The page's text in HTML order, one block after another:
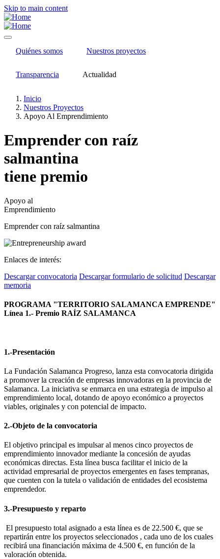
Skip to main content
Quiénes somos Nuestros proyectos
Transparencia Actualidad
Inicio
Nuestros Proyectos
Apoyo Al Emprendimiento
Emprender con raíz
salmantina
tiene premio
Apoyo al
Emprendimiento
Emprender con raíz salmantina
Enlaces de interés:
Descargar convocatoria Descargar formulario de solicitud Descargar
memoria
PROGRAMA "TERRITORIO SALAMANCA EMPRENDE"
Línea 1.- Premio RAÍZ SALAMANCA
1.-Presentación
La Fundación Salamanca Progreso, lanza esta convocatoria dirigida
a promover la creación de empresas innovadoras en la provincia de
Salamanca. La iniciativa se enmarca en una estrategia de impulso al
emprendimiento local, dotando de apoyo económico a proyectos
viables, originales y con potencial de impacto.
2.-Objeto de la convocatoria
El objetivo principal es impulsar al menos cinco proyectos de
emprendimiento innovador mediante la concesión de ayudas
económicas directas. Esta línea busca facilitar el inicio de la
actividad empresarial de proyectos emergentes en fases tempranas,
que cuenten con la tutela o validación de entidades del ecosistema
emprendedor.
3.-Presupuesto y reparto
El presupuesto total asignado a esta línea es de 22.500 €, que se
repartirán entre los proyectos seleccionados , cada uno de los cuales
recibirá una financiación máxima de 4.500 €, en función de la
valoración obtenida.